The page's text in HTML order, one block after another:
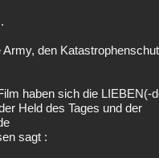
den
haben sich die LIEBEN(-
Held des Tages und der
sagt :